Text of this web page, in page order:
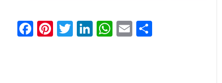
Facebook
Pinterest
Twitter
LinkedIn
WhatsApp
Email